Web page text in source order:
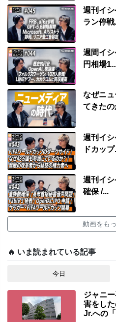
週刊イ
ラン停戦
週間イ
円相場
なぜニ
てきたの
週刊イ
ドカップ
週刊イ
確保 /...
動画をも
🔥 いま読まれている記事
今日
ジャニ
害をし
Jr.への